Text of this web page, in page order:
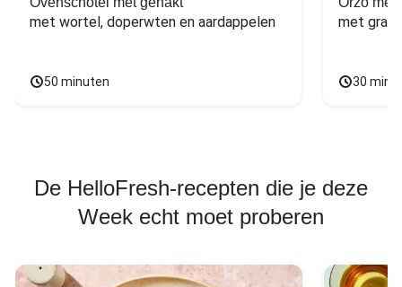
met wortel, doperwten en aardappelen
50 minuten
met
30
De HelloFresh-recepten die je deze
Week echt moet proberen